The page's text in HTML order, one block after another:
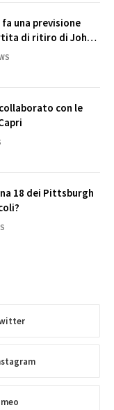
fa una previsione
di ritiro di John
con le
18 dei Pittsburgh